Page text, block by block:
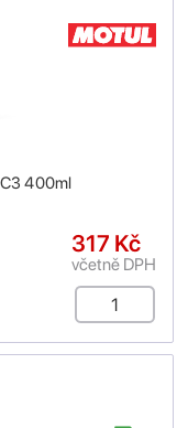
400ml
317 Kč
včetně DPH